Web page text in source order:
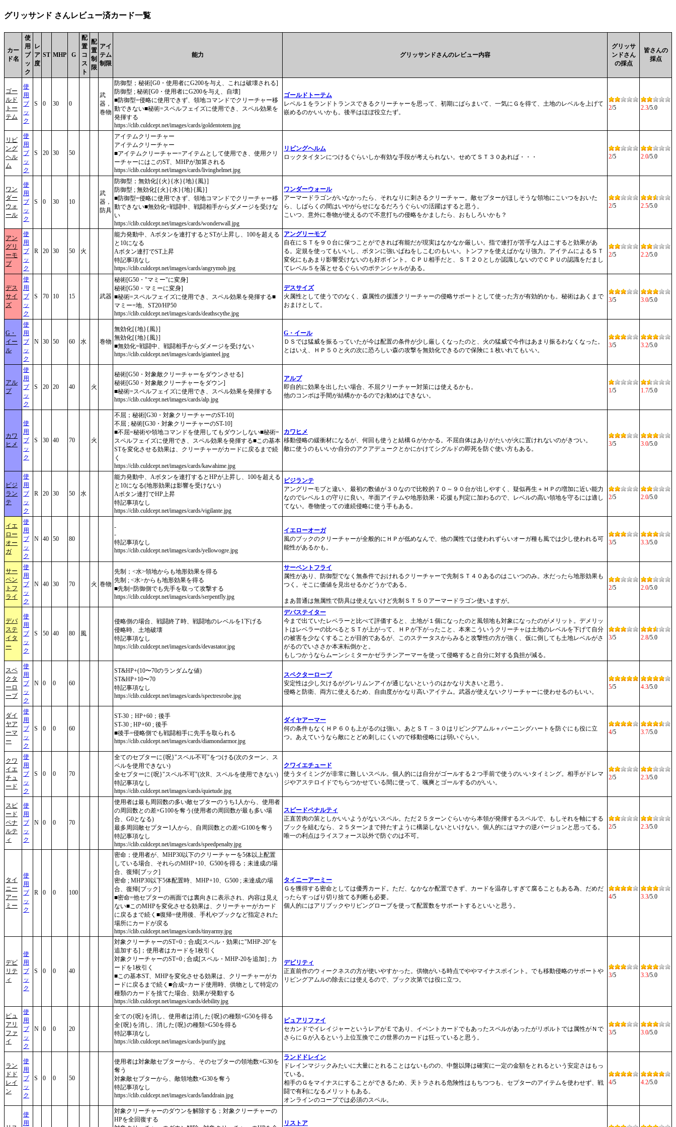
グリッサンド さんレビュー済カード一覧
カー
ド名
使
用
ブ
ッ
ク
レ
ア
度
ST MHP G
配
置
コ
ス
ト
配
置
制
限
アイ
テム
制限
能力 グリッサンドさんのレビュー内容
グリッサ
ンドさん
の採点
皆さんの
採点
ゴー
ルド
トー
テム
使
用
ブ
ッ
ク
S 0 30 0
武
器，
巻物
防御型；秘術[G0・使用者にG200を与え、これは破壊される]
防御型 ; 秘術[G0・使用者にG200を与え、自壊]
■防御型=侵略に使用できず、領地コマンドでクリーチャー移
動できない■秘術=スペルフェイズに使用でき、スペル効果を
発揮する
https://clib.culdcept.net/images/cards/goldentotem.jpg
ゴールドトーテム
レベル１をランドトランスできるクリーチャーを思って、初期にばらまいて、一気にＧを得て、土地のレベルを上げて
嵌めるのかいいかも。後半はほぼ役立たず。
2/5 2.3/5.0
リビ
ング
ヘル
ム
使
用
ブ
ッ
ク
S 20 30 50
アイテムクリーチャー
アイテムクリーチャー
■アイテムクリーチャー=アイテムとして使用でき、使用クリ
ーチャーにはこのST、MHPが加算される
https://clib.culdcept.net/images/cards/livinghelmet.jpg
リビングヘルム
ロックタイタンにつけるぐらいしか有効な手段が考えられない。せめてＳＴ３０あれば・・・
2/5 2.0/5.0
ワン
ダー
ウォ
ール
使
用
ブ
ッ
ク
S 0 30 10
武
器，
防具
防御型；無効化[{火}{水}{地}{風}]
防御型 ; 無効化[{火}{水}{地}{風}]
■防御型=侵略に使用できず、領地コマンドでクリーチャー移
動できない■無効化=戦闘中、戦闘相手からダメージを受けな
い
https://clib.culdcept.net/images/cards/wonderwall.jpg
ワンダーウォール
アーマードラゴンがいなかったら、それなりに刺さるクリーチャー。敵セプターがほしそうな領地にこいつをおいた
ら、しばらくの間はいやがらせになるだろうぐらいの活躍はすると思う。
こいつ、意外に巻物が使えるので不意打ちの侵略をかましたら、おもしろいかも？
2/5 2.5/5.0
アン
グリ
ーモ
ブ
使
用
ブ
ッ
ク
R 20 30 50 火
能力発動中、Aボタンを連打するとSTが上昇し、100を超える
と10になる
Aボタン連打でST上昇
特記事項なし
https://clib.culdcept.net/images/cards/angrymob.jpg
アングリーモブ
自在にＳＴを９０台に保つことができれば有能だが現実はなかなか厳しい。指で連打が苦手な人はこすると効果があ
る。定規を使ってもいいし、ボタンに強いばねをしこむのもいい。トンファを使えばかなり強力。アイテムによるＳＴ
変化にもあまり影響受けないのも好ポイント。ＣＰＵ相手だと、ＳＴ２０としか認識しないのでＣＰＵの認識をだまし
てレベル５を落とせるぐらいのポテンシャルがある。
2/5 2.2/5.0
デス
サイ
ズ
使
用
ブ
ッ
ク
S 70 10 15 武器
秘術[G50・"マミー"に変身]
秘術[G50・マミーに変身]
■秘術=スペルフェイズに使用でき、スペル効果を発揮する■
マミー=地、ST20/HP50
https://clib.culdcept.net/images/cards/deathscythe.jpg
デスサイズ
火属性として使うでのなく、森属性の援護クリーチャーの侵略サポートとして使った方が有効的かも。秘術はあくまで
おまけとして。
3/5 3.0/5.0
G・
イー
ル
使
用
ブ
ッ
ク
N 30 50 60 水 巻物
無効化[{地}{風}]
無効化[{地}{風}]
■無効化=戦闘中、戦闘相手からダメージを受けない
https://clib.culdcept.net/images/cards/gianteel.jpg
G・イール
ＤＳでは猛威を振るっていたが今は配置の条件が少し厳しくなったのと、火の猛威で今作はあまり振るわなくなった。
とはいえ、ＨＰ５０と火の次に恐ろしい森の攻撃を無効化できるので保険に１枚いれてもいい。
3/5 3.2/5.0
アル
プ
使
用
ブ
ッ
ク
S 20 20 40 火
秘術[G50・対象敵クリーチャーをダウンさせる]
秘術[G50・対象敵クリーチャーをダウン]
■秘術=スペルフェイズに使用でき、スペル効果を発揮する
https://clib.culdcept.net/images/cards/alp.jpg
アルプ
即自的に効果を出したい場合、不屈クリーチャー対策には使えるかも。
他のコンボは手間が結構かかるのでお勧めはできない。
1/5 1.7/5.0
カワ
ヒメ
使
用
ブ
ッ
ク
S 30 40 70 火
不屈；秘術[G30・対象クリーチャーのST-10]
不屈 ; 秘術[G30・対象クリーチャーのST-10]
■不屈=秘術や領地コマンドを使用してもダウンしない■秘術=
スペルフェイズに使用でき、スペル効果を発揮する■この基本
STを変化させる効果は、クリーチャーがカードに戻るまで続
く
https://clib.culdcept.net/images/cards/kawahime.jpg
カワヒメ
移動侵略の緩衝材になるが、何回も使うと結構Ｇがかかる。不屈自体はありがたいが火に置けれないのがきつい。
敵に使うのもいいか自分のアクアデュークとかにかけてシグルドの即死を防ぐ使い方もある。
3/5 3.0/5.0
ビジ
ラン
テ
使
用
ブ
ッ
ク
R 20 30 50 水
能力発動中、Aボタンを連打するとHPが上昇し、100を超える
と10になる(地形効果は影響を受けない)
Aボタン連打でHP上昇
特記事項なし
https://clib.culdcept.net/images/cards/vigilante.jpg
ビジランテ
アングリーモブと違い、最初の数値が３０なので比較的７０～９０台が出しやすく、疑似再生＋ＨＰの増加に近い能力
なのでレベル１の守りに良い。半面アイテムや地形効果・応援も判定に加わるので、レベルの高い領地を守るには適し
てない。巻物使っての連続侵略に使う手もある。
2/5 2.0/5.0
イエ
ロー
オー
ガ
使
用
ブ
ッ
ク
N 40 50 80
-
-
特記事項なし
https://clib.culdcept.net/images/cards/yellowogre.jpg
イエローオーガ
風のブックのクリーチャーが全般的にＨＰが低めなんで、他の属性では使われずらいオーガ種も風では少し使われる可
能性があるかも。
3/5 3.3/5.0
サー
ペン
トフ
ライ
使
用
ブ
ッ
ク
N 40 30 70 火 巻物
先制；<水>領地からも地形効果を得る
先制 ; <水>からも地形効果を得る
■先制=防御側でも先手を取って攻撃する
https://clib.culdcept.net/images/cards/serpentfly.jpg
サーペントフライ
属性があり、防御型でなく無条件でおけれるクリーチャーで先制ＳＴ４０あるのはこいつのみ。水だったら地形効果も
つく。そこに価値を見出せるかどうかである。
まあ普通は無属性で防具は使えないけど先制ＳＴ５０アーマードラゴン使いますが。
2/5 2.0/5.0
デバ
ステ
イタ
ー
使
用
ブ
ッ
ク
S 50 40 80 風
侵略側の場合、戦闘終了時、戦闘地のレベルを1下げる
侵略時、土地破壊
特記事項なし
https://clib.culdcept.net/images/cards/devastator.jpg
デバステイター
今まで出ていたレベラーと比べて評価すると、土地が１個になったのと風領地も対象になったのがメリット。デメリッ
トはレベラーの比べるとＳＴが上がって、ＨＰが下がったこと、本来こういうクリーチャは土地のレベルを下げて自分
の被害を少なくすることが目的であるが、このステータスからみると攻撃性の方が強く、仮に倒しても土地レベルがさ
がるのでいささか本末転倒かと。
もしつかうならムーンシミターかゼラチンアーマーを使って侵略すると自分に対する負担が減る。
3/5 2.8/5.0
スペ
クタ
ーロ
ーブ
使
用
ブ
ッ
ク
N 0 0 60
ST&HP+(10〜70のランダムな値)
ST&HP+10〜70
特記事項なし
https://clib.culdcept.net/images/cards/spectresrobe.jpg
スペクターローブ
安定性は少し欠けるがグレリムンアイが通じないというのはかなり大きいと思う。
侵略と防衛、両方に使えるため、自由度がかなり高いアイテム。武器が使えないクリーチャーに使わせるのもいい。
5/5 4.3/5.0
ダイ
ヤア
ーマ
ー
使
用
ブ
ッ
ク
S 0 0 60
ST-30；HP+60；後手
ST-30 ; HP+60 ; 後手
■後手=侵略側でも戦闘相手に先手を取られる
https://clib.culdcept.net/images/cards/diamondarmor.jpg
ダイヤアーマー
何の条件もなくＨＰ６０も上がるのは強い。あとＳＴ－３０はリビングアムル＋バーニングハートを防ぐにも役に立
つ。あえていうなら敵にとどめ刺しにくいので移動侵略には弱いぐらい。
4/5 3.7/5.0
クワ
イエ
チュ
ード
使
用
ブ
ッ
ク
S 0 0 70
全てのセプターに{呪}"スペル不可"をつける(次のターン、ス
ペルを使用できない)
全セプターに{呪}"スペル不可"(次R、スペルを使用できない)
特記事項なし
https://clib.culdcept.net/images/cards/quietude.jpg
クワイエチュード
使うタイミングが非常に難しいスペル。個人的には自分がゴールする２つ手前で使うのいいタイミング。相手がドレマ
ジやアステロイドでちらつかせている間に使って、颯爽とゴールするのがいい。
2/5 2.3/5.0
スピ
ード
ペナ
ルテ
ィ
使
用
ブ
ッ
ク
N 0 0 70
使用者は最も周回数の多い敵セプターのうち1人から、使用者
の周回数との差×G100を奪う(使用者の周回数が最も多い場
合、G0となる)
最多周回敵セプター1人から、自周回数との差×G100を奪う
特記事項なし
https://clib.culdcept.net/images/cards/speedpenalty.jpg
スピードペナルティ
正直苦肉の策としかいいようがないスペル。ただ２５ターンぐらいから本領が発揮するスペルで、もしそれを軸にする
ブックを組むなら、２５ターンまで持たすように構築しないといけない。個人的にはマナの逆バージョンと思ってる。
唯一の利点はライスフォース以外で防ぐのは不可。
2/5 2.3/5.0
タイ
ニー
アー
ミー
使
用
ブ
ッ
ク
R 0 0 100
密命；使用者が、MHP30以下のクリーチャーを5体以上配置
している場合、それらのMHP+10、G500を得る；未達成の場
合、復帰[ブック]
密命 ; MHP30以下5体配置時、MHP+10、G500 ; 未達成の場
合、復帰[ブック]
■密命=他セプターの画面では裏向きに表示され、内容は見え
ない■このMHPを変化させる効果は、クリーチャーがカード
に戻るまで続く■復帰=使用後、手札やブックなど指定された
場所にカードが戻る
https://clib.culdcept.net/images/cards/tinyarmy.jpg
タイニーアーミー
Ｇを獲得する密命としては優秀カード。ただ、なかなか配置できず、カードを温存しすぎて腐ることもある為、だめだ
ったらすっぱり切り捨てる判断も必要。
個人的にはアリブックやリビングローブを使って配置数をサポートするといいと思う。
4/5 3.3/5.0
デビ
リテ
ィ
使
用
ブ
ッ
ク
S 0 0 40
対象クリーチャーのST=0；合成[スペル・効果に"MHP-20"を
追加する]；使用者はカードを1枚引く
対象クリーチャーのST=0 ; 合成[スペル・MHP-20を追加] ; カ
ードを1枚引く
■この基本ST、MHPを変化させる効果は、クリーチャーがカ
ードに戻るまで続く■合成=カード使用時、供物として特定の
種類のカードを捨てた場合、効果が発動する
https://clib.culdcept.net/images/cards/debility.jpg
デビリティ
正直前作のウィークネスの方が使いやすかった。供物がいる時点でややマイナスポイント。でも移動侵略のサポートや
リビングアムルの除去には使えるので、ブック次第では役に立つ。
3/5 3.3/5.0
ピュ
アリ
ファ
イ
使
用
ブ
ッ
ク
N 0 0 20
全ての{呪}を消し、使用者は消した{呪}の種類×G50を得る
全{呪}を消し、消した{呪}の種類×G50を得る
特記事項なし
https://clib.culdcept.net/images/cards/purify.jpg
ピュアリファイ
セカンドでイレイジャーというレアがＥであり、イベントカードでもあったスペルがあったがリボルトでは属性がＮで
さらにＧが入るという上位互換でこの世界のカードは狂っていると思う。
3/5 3.0/5.0
ラン
ドド
レイ
ン
使
用
ブ
ッ
ク
S 0 0 50
使用者は対象敵セプターから、そのセプターの領地数×G30を
奪う
対象敵セプターから、敵領地数×G30を奪う
特記事項なし
https://clib.culdcept.net/images/cards/landdrain.jpg
ランドドレイン
ドレインマジックみたいに大量にとれることはないものの、中盤以降は確実に一定の金額をとれるという安定さはもっ
ている。
相手のＧをマイナスにすることができるため、天トラされる危険性はもちつつも、セプターのアイテムを使わせず、戦
闘で有利になるメリットもある。
オンラインのコープでは必須のスペル。
4/5 4.2/5.0
使
用
対象クリーチャーのダウンを解除する；対象クリーチャーの
HPを全回復する
リストア